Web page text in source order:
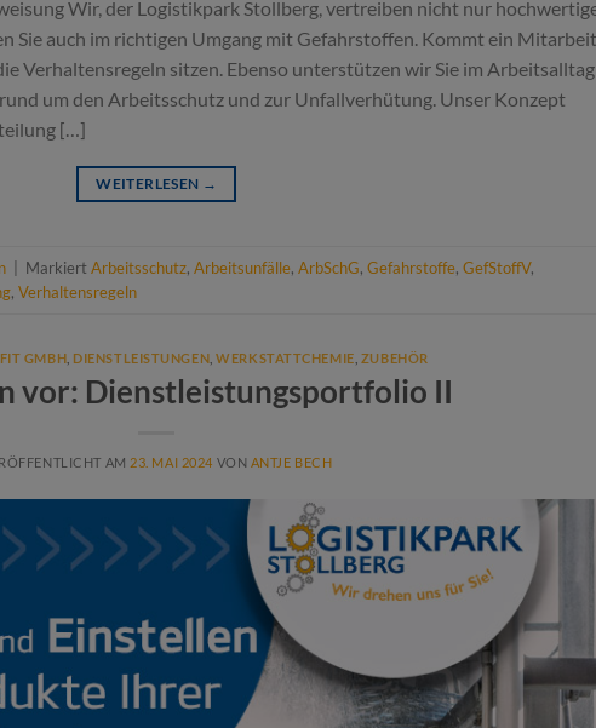
Wir, der Logistikpark Stollberg, vertreiben nicht nur
Sie auch im richtigen Umgang mit Gefahrstoffen. Kommt ein
Verhaltensregeln sitzen. Ebenso unterstützen wir Sie im Arbeitsalltag
um den Arbeitsschutz und zur Unfallverhütung. Unser Konzept
[…]
WEITERLESEN →
| MarkiertArbeitsschutz, Arbeitsunfälle, ArbSchG, Gefahrstoffe, GefStoffV,
, Verhaltensregeln
GMBH DIENSTLEISTUNGEN ,WERKSTATTCHEMIE ZUBEHÖR
vor: Dienstleistungsportfolio II
AM 23. MAI 2024 VON ANTJE BECH